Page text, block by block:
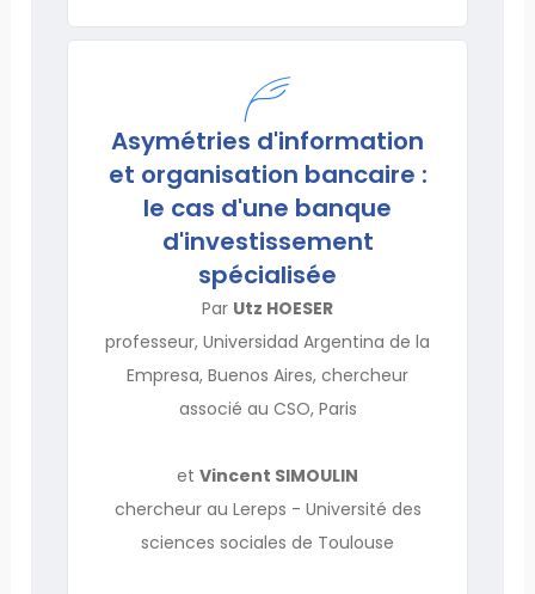
Asymétries d'information
et organisation bancaire :
le cas d'une banque
d'investissement
spécialisée
Par Utz HOESER
professeur, Universidad Argentina de la
Empresa, Buenos Aires, chercheur
associé au CSO, Paris
et Vincent SIMOULIN
chercheur au Lereps - Université des
sciences sociales de Toulouse